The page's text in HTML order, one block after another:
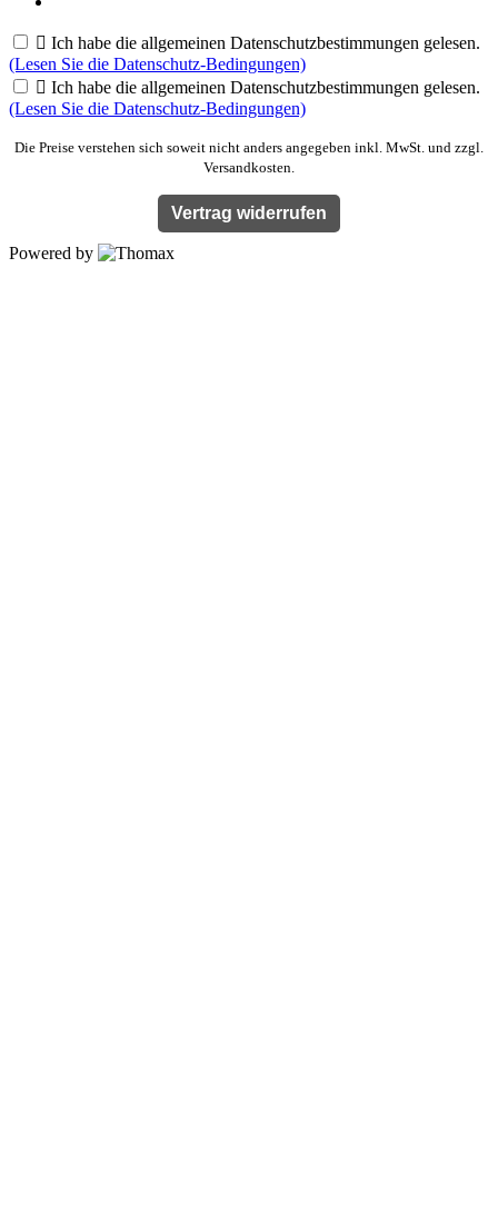
 Ich habe die allgemeinen Datenschutzbestimmungen gelesen.
(Lesen Sie die Datenschutz-Bedingungen)
 Ich habe die allgemeinen Datenschutzbestimmungen gelesen.
(Lesen Sie die Datenschutz-Bedingungen)
Die Preise verstehen sich soweit nicht anders angegeben inkl. MwSt. und zzgl.
Versandkosten.
Vertrag widerrufen
Powered by